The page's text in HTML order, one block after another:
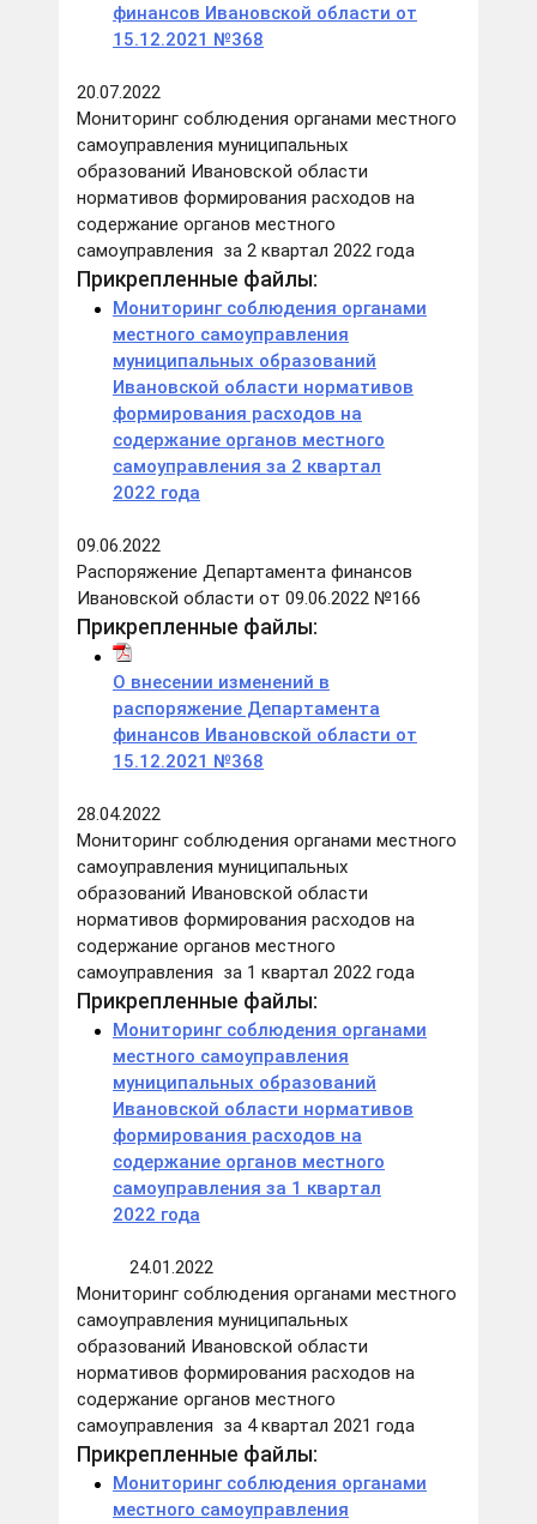
финансов Ивановской области от
15.12.2021 №368
20.07.2022
Мониторинг соблюдения органами местного
самоуправления муниципальных
образований Ивановской области
нормативов формирования расходов на
содержание органов местного
самоуправления за 2 квартал 2022 года
Прикрепленные файлы:
Мониторинг соблюдения органами
местного самоуправления
муниципальных образований
Ивановской области нормативов
формирования расходов на
содержание органов местного
самоуправления за 2 квартал
2022 года
09.06.2022
Распоряжение Департамента финансов
Ивановской области от 09.06.2022 №166
Прикрепленные файлы:
О внесении изменений в
распоряжение Департамента
финансов Ивановской области от
15.12.2021 №368
28.04.2022
Мониторинг соблюдения органами местного
самоуправления муниципальных
образований Ивановской области
нормативов формирования расходов на
содержание органов местного
самоуправления за 1 квартал 2022 года
Прикрепленные файлы:
Мониторинг соблюдения органами
местного самоуправления
муниципальных образований
Ивановской области нормативов
формирования расходов на
содержание органов местного
самоуправления за 1 квартал
2022 года
24.01.2022
Мониторинг соблюдения органами местного
самоуправления муниципальных
образований Ивановской области
нормативов формирования расходов на
содержание органов местного
самоуправления за 4 квартал 2021 года
Прикрепленные файлы:
Мониторинг соблюдения органами
местного самоуправления